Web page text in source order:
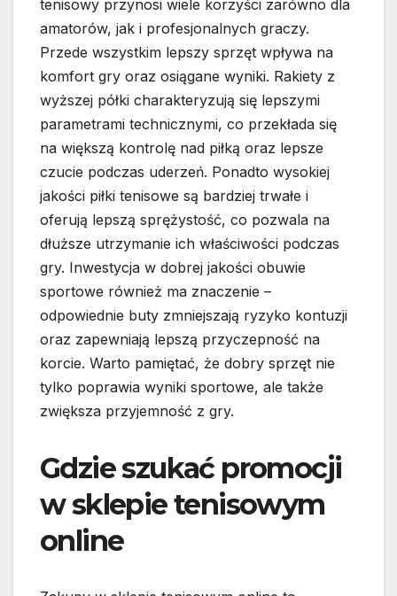
tenisowy przynosi wiele korzyści zarówno dla
amatorów, jak i profesjonalnych graczy.
Przede wszystkim lepszy sprzęt wpływa na
komfort gry oraz osiągane wyniki. Rakiety z
wyższej półki charakteryzują się lepszymi
parametrami technicznymi, co przekłada się
na większą kontrolę nad piłką oraz lepsze
czucie podczas uderzeń. Ponadto wysokiej
jakości piłki tenisowe są bardziej trwałe i
oferują lepszą sprężystość, co pozwala na
dłuższe utrzymanie ich właściwości podczas
gry. Inwestycja w dobrej jakości obuwie
sportowe również ma znaczenie –
odpowiednie buty zmniejszają ryzyko kontuzji
oraz zapewniają lepszą przyczepność na
korcie. Warto pamiętać, że dobry sprzęt nie
tylko poprawia wyniki sportowe, ale także
zwiększa przyjemność z gry.
Gdzie szukać promocji
w sklepie tenisowym
online